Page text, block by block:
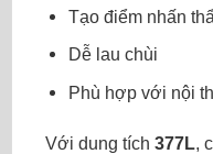
Tạo điểm nhấn
Dễ lau chùi
Phù hợp với nội
Với dung tích 377L,